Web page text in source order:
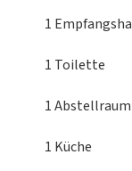
1
1 Toilette
1 Abstellraum
1 Küche